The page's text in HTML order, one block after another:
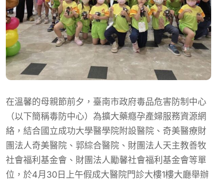
在溫馨的母親節前夕，臺南市政府毒品危害防制中心
（以下簡稱毒防中心）為擴大藥癮孕產婦服務資源網
絡，結合國立成功大學醫學院附設醫院、奇美醫療財
團法人奇美醫院、郭綜合醫院、財團法人天主教善牧
社會福利基金會、財團法人勵馨社會福利基金會等單
位，於4月30日上午假成大醫院門診大樓1樓大廳舉辦